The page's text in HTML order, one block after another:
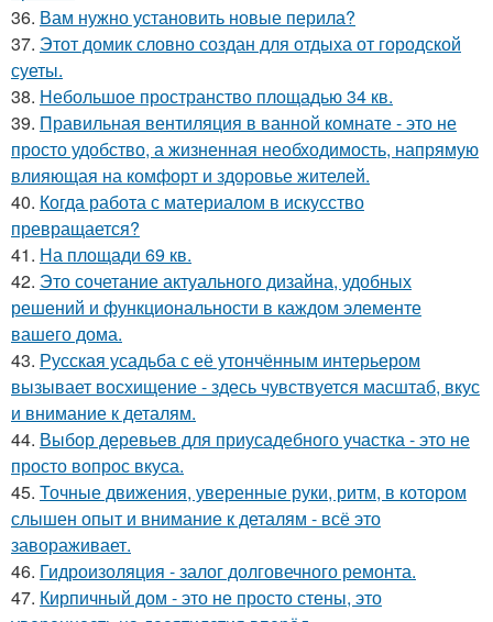
36. Вам нужно установить новые перила?
37. Этот домик словно создан для отдыха от городской
суеты.
38. Небольшое пространство площадью 34 кв.
39. Правильная вентиляция в ванной комнате - это не
просто удобство, а жизненная необходимость, напрямую
влияющая на комфорт и здоровье жителей.
40. Когда работа с материалом в искусство
превращается?
41. На площади 69 кв.
42. Это сочетание актуального дизайна, удобных
решений и функциональности в каждом элементе
вашего дома.
43. Русская усадьба с её утончённым интерьером
вызывает восхищение - здесь чувствуется масштаб, вкус
и внимание к деталям.
44. Выбор деревьев для приусадебного участка - это не
просто вопрос вкуса.
45. Точные движения, уверенные руки, ритм, в котором
слышен опыт и внимание к деталям - всё это
завораживает.
46. Гидроизоляция - залог долговечного ремонта.
47. Кирпичный дом - это не просто стены, это